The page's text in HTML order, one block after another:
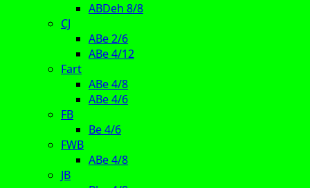
ABDeh 8/8
CJ
ABe 2/6
ABe 4/12
Fart
ABe 4/8
ABe 4/6
FB
Be 4/6
FWB
ABe 4/8
JB